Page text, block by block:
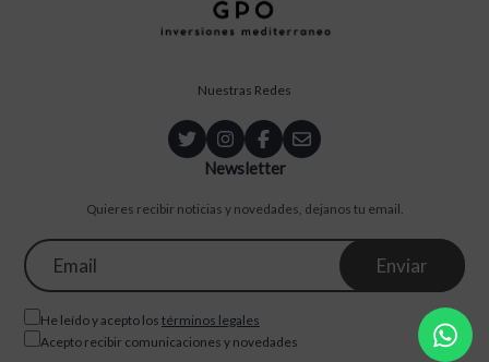
Nuestras Redes
Newsletter
Quieres recibir noticias y novedades, dejanos tu email.
He leído y acepto los términos legales
Acepto recibir comunicaciones y novedades